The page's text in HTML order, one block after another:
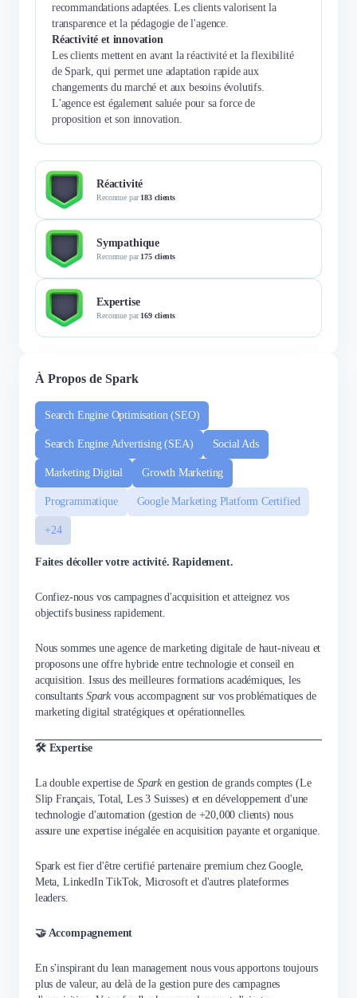
recommandations adaptées. Les clients valorisent la
transparence et la pédagogie de l'agence.
Réactivité et innovation
Les clients mettent en avant la réactivité et la flexibilité
de Spark, qui permet une adaptation rapide aux
changements du marché et aux besoins évolutifs.
L'agence est également saluée pour sa force de
proposition et son innovation.
Réactivité
Reconnue par183 clients
Sympathique
Reconnue par175 clients
Expertise
Reconnue par169 clients
À Propos de Spark
Search Engine Optimisation (SEO)
Search Engine Advertising (SEA) Social Ads
Marketing Digital Growth Marketing
Programmatique Google Marketing Platform Certified
+24
Faites décoller votre activité. Rapidement.
Confiez-nous vos campagnes d'acquisition et atteignez vos
objectifs business rapidement.
Nous sommes une agence de marketing digitale de haut-niveau et
proposons une offre hybride entre technologie et conseil en
acquisition. Issus des meilleures formations académiques, les
consultants Sparkvous accompagnent sur vos problématiques de
marketing digital stratégiques et opérationnelles.
🛠 Expertise
La double expertise de Sparken gestion de grands comptes (Le
Slip Français, Total, Les 3 Suisses) et en développement d'une
technologie d'automation (gestion de +20,000 clients) nous
assure une expertise inégalée en acquisition payante et organique.
Spark est fier d'être certifié partenaire premium chez Google,
Meta, LinkedIn TikTok, Microsoft et d'autres plateformes
leaders.
🤝 Accompagnement
En s'inspirant du lean management nous vous apportons toujours
plus de valeur, au delà de la gestion pure des campagnes